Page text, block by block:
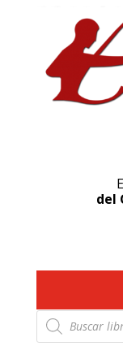
del
Búsqueda
de
productos